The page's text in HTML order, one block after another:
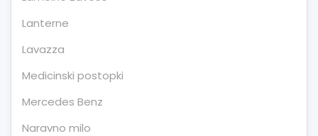
Lanterne
Lavazza
Medicinski postopki
Mercedes Benz
Naravno milo